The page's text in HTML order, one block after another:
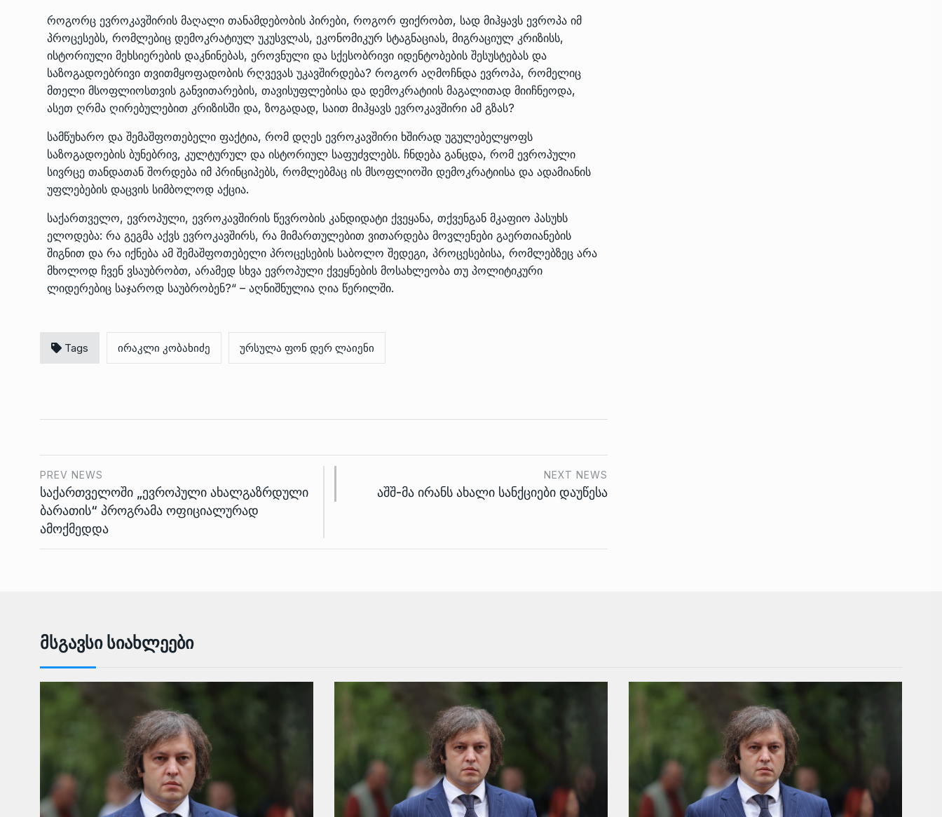
როგორც ევროკავშირის მაღალი თანამდებობის პირები, როგორ ფიქრობთ, სად მიჰყავს ევროპა იმ
პროცესებს, რომლებიც დემოკრატიულ უკუსვლას, ეკონომიკურ სტაგნაციას, მიგრაციულ კრიზისს,
ისტორიული მეხსიერების დაკნინებას, ეროვნული და სქესობრივი იდენტობების შესუსტებას და
საზოგადოებრივი თვითმყოფადობის რღვევას უკავშირდება? როგორ აღმოჩნდა ევროპა, რომელიც
მთელი მსოფლიოსთვის განვითარების, თავისუფლებისა და დემოკრატიის მაგალითად მიიჩნეოდა,
ასეთ ღრმა ღირებულებით კრიზისში და, ზოგადად, საით მიჰყავს ევროკავშირი ამ გზას?
სამწუხარო და შემაშფოთებელი ფაქტია, რომ დღეს ევროკავშირი ხშირად უგულებელყოფს
საზოგადოების ბუნებრივ, კულტურულ და ისტორიულ საფუძვლებს. ჩნდება განცდა, რომ ევროპული
სივრცე თანდათან შორდება იმ პრინციპებს, რომლებმაც ის მსოფლიოში დემოკრატიისა და ადამიანის
უფლებების დაცვის სიმბოლოდ აქცია.
საქართველო, ევროპული, ევროკავშირის წევრობის კანდიდატი ქვეყანა, თქვენგან მკაფიო პასუხს
ელოდება: რა გეგმა აქვს ევროკავშირს, რა მიმართულებით ვითარდება მოვლენები გაერთიანების
შიგნით და რა იქნება ამ შემაშფოთებელი პროცესების საბოლო შედეგი, პროცესებისა, რომლებზეც არა
მხოლოდ ჩვენ ვსაუბრობთ, არამედ სხვა ევროპული ქვეყნების მოსახლეობა თუ პოლიტიკური
ლიდერებიც საჯაროდ საუბრობენ?“ – აღნიშნულია ღია წერილში.
Tags ირაკლი კობახიძე ურსულა ფონ დერ ლაიენი
PREV NEWS
საქართველოში „ევროპული ახალგაზრდული
ბარათის“ პროგრამა ოფიციალურად
ამოქმედდა
NEXT NEWS
აშშ-მა ირანს ახალი სანქციები დაუწესა
Მსგავსი Სიახლეები